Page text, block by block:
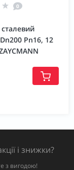
0
Pn16, 12
і знижки?
з вигодою!